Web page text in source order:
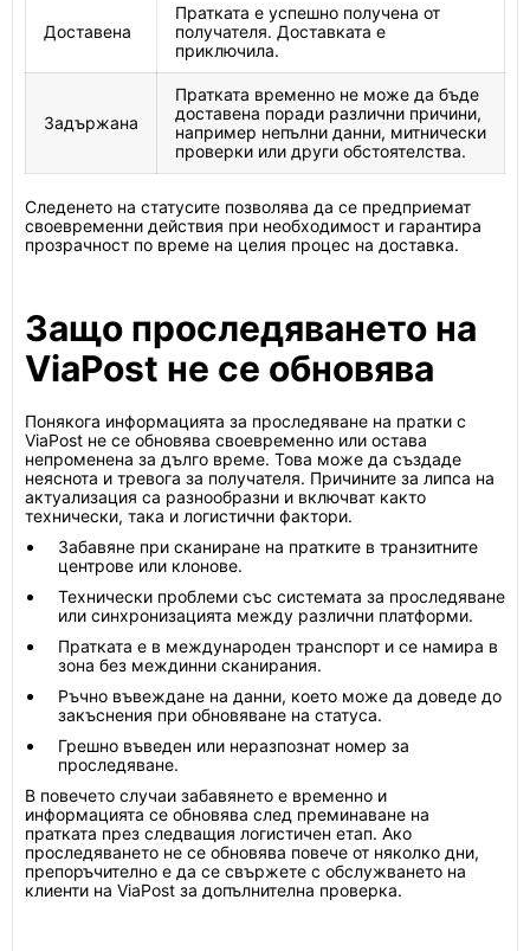
Доставена
Пратката е успешно получена от
получателя. Доставката е
приключила.
Задържана
Пратката временно не може да бъде
доставена поради различни причини,
например непълни данни, митнически
проверки или други обстоятелства.
Следенето на статусите позволява да се предприемат
своевременни действия при необходимост и гарантира
прозрачност по време на целия процес на доставка.
Защо проследяването на
ViaPost не се обновява
Понякога информацията за проследяване на пратки с
ViaPost не се обновява своевременно или остава
непроменена за дълго време. Това може да създаде
неяснота и тревога за получателя. Причините за липса на
актуализация са разнообразни и включват както
технически, така и логистични фактори.
Забавяне при сканиране на пратките в транзитните
центрове или клонове.
Технически проблеми със системата за проследяване
или синхронизацията между различни платформи.
Пратката е в международен транспорт и се намира в
зона без междинни сканирания.
Ръчно въвеждане на данни, което може да доведе до
закъснения при обновяване на статуса.
Грешно въведен или неразпознат номер за
проследяване.
В повечето случаи забавянето е временно и
информацията се обновява след преминаване на
пратката през следващия логистичен етап. Ако
проследяването не се обновява повече от няколко дни,
препоръчително е да се свържете с обслужването на
клиенти на ViaPost за допълнителна проверка.